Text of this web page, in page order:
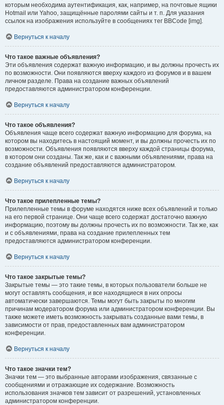
которым необходима аутентификация, как, например, на почтовые ящики
Hotmail или Yahoo, защищённые паролями сайты и т. п. Для указания
ссылок на изображения используйте в сообщениях тег BBCode [img].
Вернуться к началу
Что такое важные объявления?
Эти объявления содержат важную информацию, и вы должны прочесть их
по возможности. Они появляются вверху каждого из форумов и в вашем
личном разделе. Права на создание важных объявлений
предоставляются администратором конференции.
Вернуться к началу
Что такое объявления?
Объявления чаще всего содержат важную информацию для форума, на
котором вы находитесь в настоящий момент, и вы должны прочесть их по
возможности. Объявления появляются вверху каждой страницы форума,
в котором они созданы. Так же, как и с важными объявлениями, права на
создание объявлений предоставляются администратором.
Вернуться к началу
Что такое прилепленные темы?
Прилепленные темы в форуме находятся ниже всех объявлений и только
на его первой странице. Они чаще всего содержат достаточно важную
информацию, поэтому вы должны прочесть их по возможности. Так же, как
и с объявлениями, права на создание прилепленных тем
предоставляются администратором конференции.
Вернуться к началу
Что такое закрытые темы?
Закрытые темы — это такие темы, в которых пользователи больше не
могут оставлять сообщения, и все находящиеся в них опросы
автоматически завершаются. Темы могут быть закрыты по многим
причинам модератором форума или администратором конференции. Вы
также можете иметь возможность закрывать созданные вами темы, в
зависимости от прав, предоставленных вам администратором
конференции.
Вернуться к началу
Что такое значки тем?
Значки тем — это выбранные авторами изображения, связанные с
сообщениями и отражающие их содержание. Возможность
использования значков тем зависит от разрешений, установленных
администратором конференции.